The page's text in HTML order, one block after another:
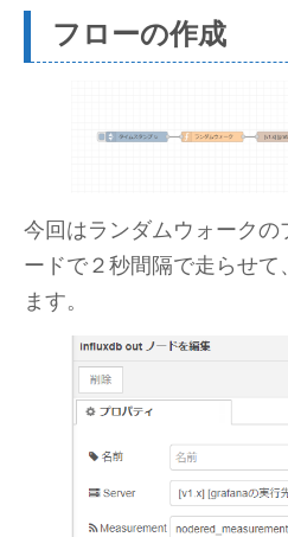
フローの作成
今回はランダムウォーク
ードで２秒間隔で走らせて
ます。